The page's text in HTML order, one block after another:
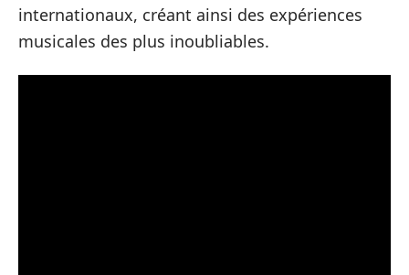
internationaux, créant ainsi des expériences
musicales des plus inoubliables.